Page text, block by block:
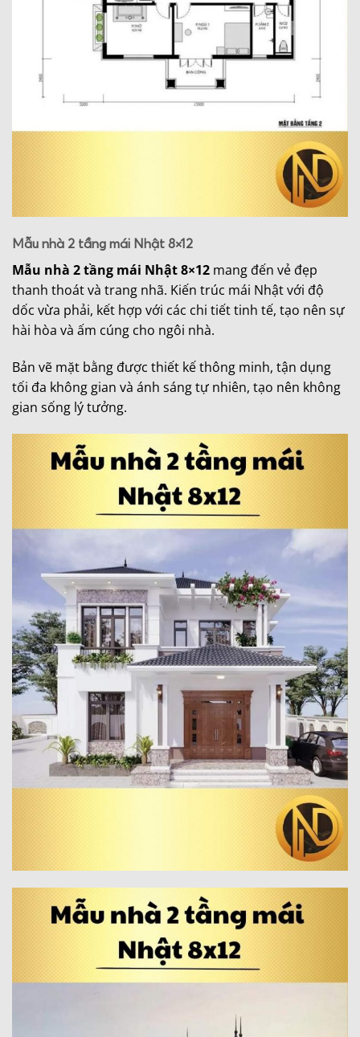
Mẫu nhà 2 tầng mái Nhật 8×12
Mẫu nhà 2 tầng mái Nhật 8×12 mang đến vẻ đẹp
thanh thoát và trang nhã. Kiến trúc mái Nhật với độ
dốc vừa phải, kết hợp với các chi tiết tinh tế, tạo nên sự
hài hòa và ấm cúng cho ngôi nhà.
Bản vẽ mặt bằng được thiết kế thông minh, tận dụng
tối đa không gian và ánh sáng tự nhiên, tạo nên không
gian sống lý tưởng.